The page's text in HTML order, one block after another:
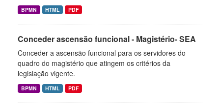
BPMN HTML PDF
Conceder ascensão funcional - Magistério- SEA
Conceder a ascensão funcional para os servidores do
quadro do magistério que atingem os critérios da
legislação vigente.
BPMN HTML PDF